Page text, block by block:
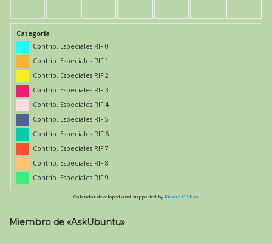
Categoría
Contrib. Especiales RIF 0
Contrib. Especiales RIF 1
Contrib. Especiales RIF 2
Contrib. Especiales RIF 3
Contrib. Especiales RIF 4
Contrib. Especiales RIF 5
Contrib. Especiales RIF 6
Contrib. Especiales RIF 7
Contrib. Especiales RIF 8
Contrib. Especiales RIF 9
Calendar developed and supported by Kieran O'Shea
Miembro de «AskUbuntu»